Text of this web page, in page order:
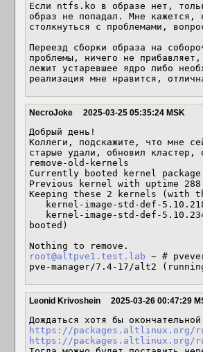
Если ntfs.ko в образе нет,
образ не попадал. Мне кажется,
столкнуться с проблемами,
Переезд сборки образа на
проблемы, ничего не
лежит устаревшее ядро либо
реализация мне нравится,
NecroJoke 2025-03-25 05:35:24 MSK
Добрый день!
Коллеги, подскажите, что мне
старые удали, обновил кластер,
remove-old-kernels
Currently booted kernel
Previous kernel with uptime
Keeping these 2 kernels (with
booted)
root@altpve1.test.lab ~ #
pve-manager/7.4-17/alt2
Leonid Krivoshein 2025-03-26 00:47:29
https://packages.altlinux.org/
https://packages.altlinux.org/